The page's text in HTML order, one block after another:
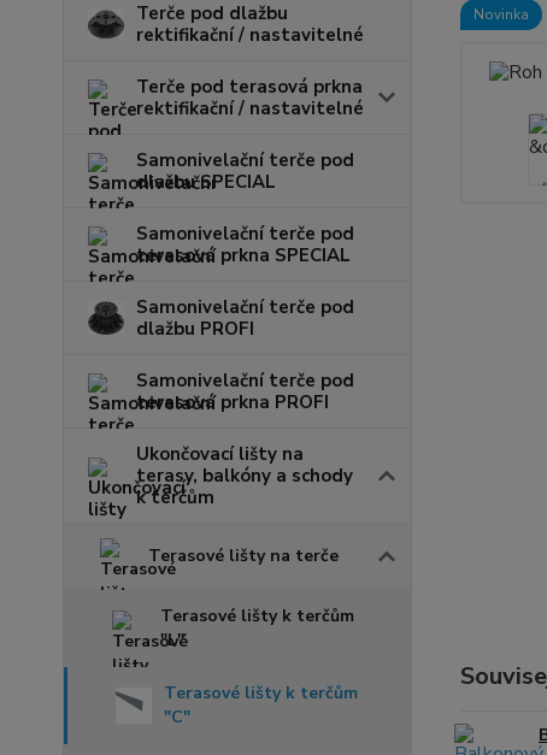
Terče pod dlažbu
rektifikační / nastavitelné
Terče pod terasová prkna
rektifikační / nastavitelné
Samonivelační terče pod
dlažbu SPECIAL
Samonivelační terče pod
terasová prkna SPECIAL
Samonivelační terče pod
dlažbu PROFI
Samonivelační terče pod
terasová prkna PROFI
Ukončovací lišty na
terasy, balkóny a schody
k terčům
Terasové lišty na terče
Terasové lišty k terčům
"L"
Terasové lišty k terčům
"C"
Novinka